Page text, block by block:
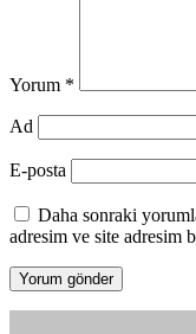
Yorum *
Ad
E-posta
Daha sonraki
adresim ve site adresim